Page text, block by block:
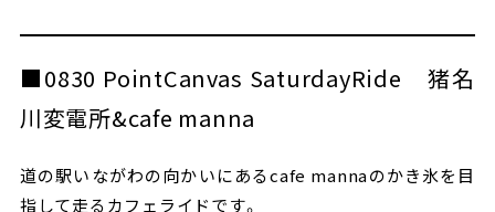
■0830 PointCanvas SaturdayRide 猪名
川変電所&cafe manna
道の駅いながわの向かいにあるcafe mannaのかき氷を目
指して走るカフェライドです。